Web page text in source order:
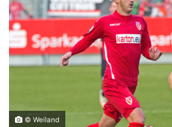
© Weiland